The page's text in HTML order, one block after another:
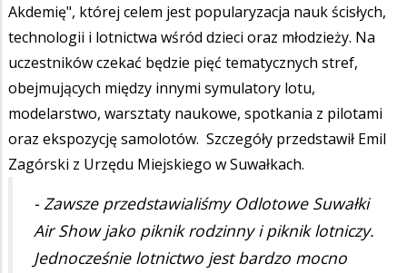
Akdemię", której celem jest popularyzacja nauk ścisłych,
technologii i lotnictwa wśród dzieci oraz młodzieży. Na
uczestników czekać będzie pięć tematycznych stref,
obejmujących między innymi symulatory lotu,
modelarstwo, warsztaty naukowe, spotkania z pilotami
oraz ekspozycję samolotów. Szczegóły przedstawił Emil
Zagórski z Urzędu Miejskiego w Suwałkach.
- Zawsze przedstawialiśmy Odlotowe Suwałki
Air Show jako piknik rodzinny i piknik lotniczy.
Jednocześnie lotnictwo jest bardzo mocno